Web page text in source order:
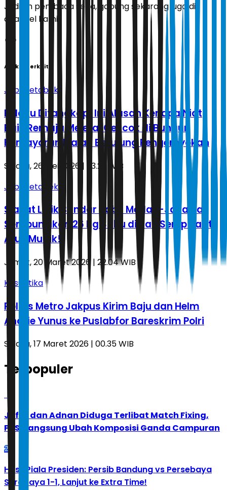
Jadilah pembaca setia, gabung sekarang juga di
channel kami!
Artikel Terkait
Jabodetabek
Pelaku Ditangkap! Ini Alasan Kenapa Niat
Baik Remaja Melerai Cekcok di Bungur
Kemayoran Malah Berujung Pengeroyokan
Selasa, 26 Mei 2026 | 23.22 WIB
Jabodetabek
Siasat Licik Bandar Sabu Medan-Jakarta:
Sembunyikan 26 Kg Sabu di Ban Serep Saat
Arus Mudik!
Jumat, 20 Maret 2026 | 22.04 WIB
Kasuistika
Polres Metro Jakpus Kirim Baju dan Helm
Andrie Yunus ke Puslabfor Bareskrim Polri
Selasa, 17 Maret 2026 | 00.35 WIB
Terpopuler
Jafar dan Adnan Diduga Terlibat Match Fixing,
PBSI Langsung Ubah Komposisi Ganda Campuran
2
Hasil Piala Presiden: Persib Bandung vs Persebaya
Surabaya 1-1, Lanjut ke Extra Time!